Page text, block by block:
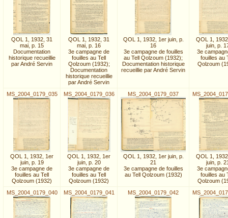
QOL 1, 1932, 31
mai, p. 15
Documentation
historique recueillie
par André Servin
QOL 1, 1932, 31
mai, p. 16
3e campagne de
fouilles au Tell
Qolzoum (1932);
Documentation
historique recueillie
par André Servin
QOL 1, 1932, 1er juin, p.
16
3e campagne de fouilles
au Tell Qolzoum (1932);
Documentation historique
recueillie par André Servin
QOL 1,
juin, p.
3e
fouilles au
Qolzoum
MS_2004_0179_035
QOL 1, 1932, 1er
juin, p. 19
3e campagne de
fouilles au Tell
Qolzoum (1932)
MS_2004_0179_036
QOL 1, 1932, 1er
juin, p. 20
3e campagne de
fouilles au Tell
Qolzoum (1932)
MS_2004_0179_037
QOL 1, 1932, 1er juin, p.
21
3e campagne de fouilles
au Tell Qolzoum (1932)
QOL 1,
juin, p.
3e
fouilles au
Qolzoum
MS_2004_0179_040
MS_2004_0179_041 MS_2004_0179_042